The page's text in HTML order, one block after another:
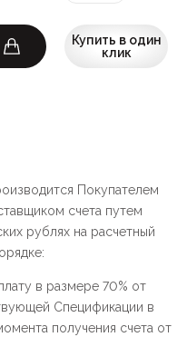
Купить в один
клик
Покупателем
счета путем
рублях на расчетный
в размере 70% от
Спецификации в
получения счета от